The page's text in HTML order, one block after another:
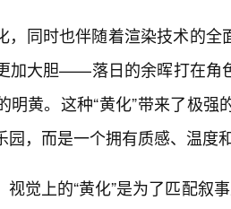
，同时也伴随着渲染技术的
加大胆——落日的余晖打在角
明黄。这种“黄化”带来了极
，而是一个拥有质感、温度
视觉上的“黄化”是为了匹配叙